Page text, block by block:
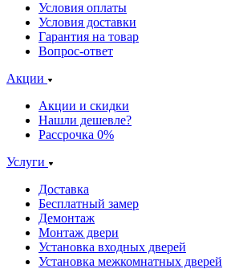
Условия оплаты
Условия доставки
Гарантия на товар
Вопрос-ответ
Акции
Акции и скидки
Нашли дешевле?
Рассрочка 0%
Услуги
Доставка
Бесплатный замер
Демонтаж
Монтаж двери
Установка входных дверей
Установка межкомнатных дверей